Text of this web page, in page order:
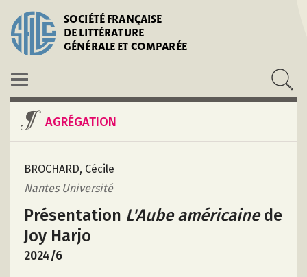
SOCIÉTÉ FRANÇAISE
DE LITTÉRATURE
GÉNÉRALE ET COMPARÉE
AGRÉGATION
BROCHARD, Cécile
Nantes Université
Présentation L'Aube américainede
Joy Harjo
2024/6